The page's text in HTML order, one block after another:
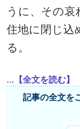
うに、その哀
住地に閉じ込
る。
...【全文を読む】
記事の全文を